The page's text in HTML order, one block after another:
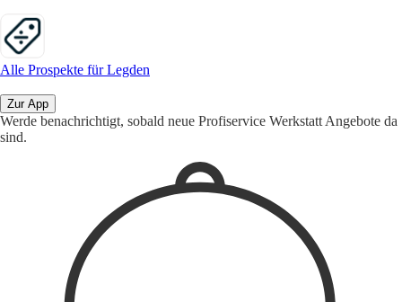
Alle Prospekte für Legden
Zur App
Werde benachrichtigt, sobald neue Profiservice Werkstatt Angebote da
sind.